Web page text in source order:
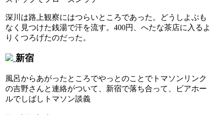
深川は路上観察にはつらいところであった。どうしよぷも
なく見つけた銭湯で汗を流す。400円、へたな茶店に入るよ
りくつろげたのだった。
新宿
風呂からあがったところでやっとのことでトマソンリンク
の吉野さんと連絡がついて、新宿で落ち合って、ビアホー
ルでしばしトマソン談義